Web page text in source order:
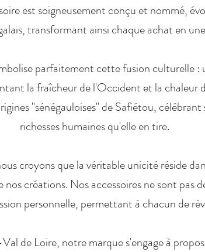
est soigneusement conçu et nommé,
transformant ainsi chaque achat en
parfaitement cette fusion culturelle :
la fraîcheur de l'Occident et la chaleur
"sénégauloises" de Safiétou,
richesses humaines qu'elle en tire.
croyons que la véritable unicité réside
créations. Nos accessoires ne sont pas
personnelle, permettant à chacun de
de Loire, notre marque s'engage à